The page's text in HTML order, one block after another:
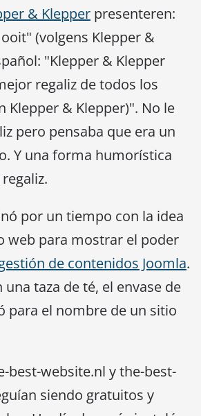
& Klepper presenteren:
(volgens Klepper &
"Klepper & Klepper
regaliz de todos los
Klepper & Klepper)". No le
pero pensaba que era un
Y una forma humorística
por un tiempo con la idea
web para mostrar el poder
de contenidos Joomla.
una taza de té, el envase de
para el nombre de un sitio
best-website.nl y the-best-
siendo gratuitos y